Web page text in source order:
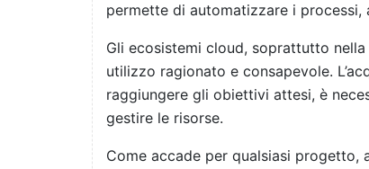
permette di automatizzare i processi,
Gli ecosistemi cloud, soprattutto
utilizzo ragionato e consapevole.
raggiungere gli obiettivi attesi, è
gestire le risorse.
Come accade per qualsiasi progetto,